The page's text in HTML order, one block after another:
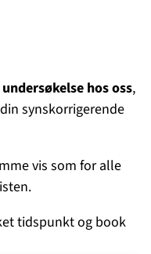
hos oss,
synskorrigerende
vis som for alle
tidspunkt og book